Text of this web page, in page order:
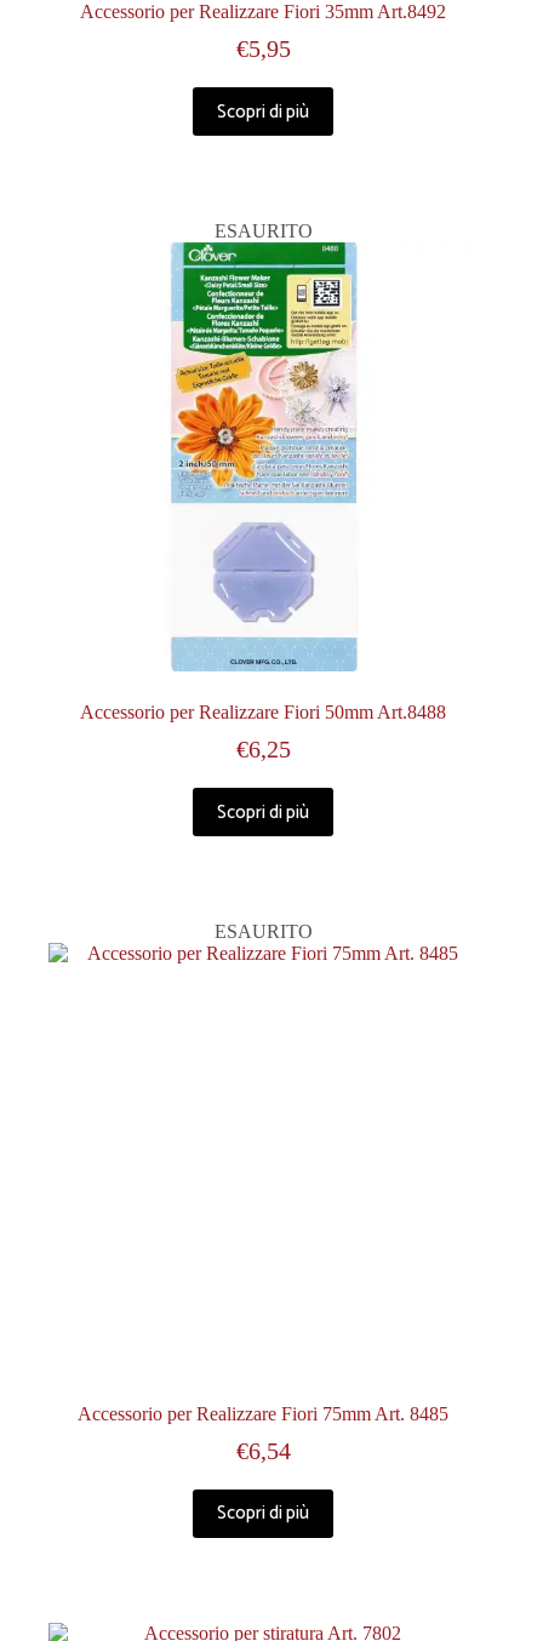
Accessorio per Realizzare Fiori 35mm Art.8492
€5,95
Scopri di più
ESAURITO
Accessorio per Realizzare Fiori 50mm Art.8488
€6,25
Scopri di più
ESAURITO
Accessorio per Realizzare Fiori 75mm Art. 8485
€6,54
Scopri di più